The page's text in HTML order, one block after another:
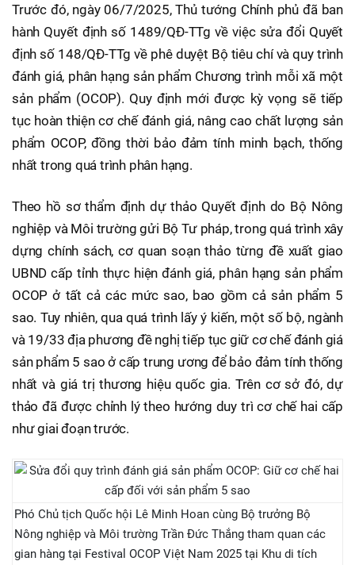
Trước đó, ngày 06/7/2025, Thủ tướng Chính phủ đã ban
hành Quyết định số 1489/QĐ-TTg về việc sửa đổi Quyết
định số 148/QĐ-TTg về phê duyệt Bộ tiêu chí và quy trình
đánh giá, phân hạng sản phẩm Chương trình mỗi xã một
sản phẩm (OCOP). Quy định mới được kỳ vọng sẽ tiếp
tục hoàn thiện cơ chế đánh giá, nâng cao chất lượng sản
phẩm OCOP, đồng thời bảo đảm tính minh bạch, thống
nhất trong quá trình phân hạng.
Theo hồ sơ thẩm định dự thảo Quyết định do Bộ Nông
nghiệp và Môi trường gửi Bộ Tư pháp, trong quá trình xây
dựng chính sách, cơ quan soạn thảo từng đề xuất giao
UBND cấp tỉnh thực hiện đánh giá, phân hạng sản phẩm
OCOP ở tất cả các mức sao, bao gồm cả sản phẩm 5
sao. Tuy nhiên, qua quá trình lấy ý kiến, một số bộ, ngành
và 19/33 địa phương đề nghị tiếp tục giữ cơ chế đánh giá
sản phẩm 5 sao ở cấp trung ương để bảo đảm tính thống
nhất và giá trị thương hiệu quốc gia. Trên cơ sở đó, dự
thảo đã được chỉnh lý theo hướng duy trì cơ chế hai cấp
như giai đoạn trước.
Phó Chủ tịch Quốc hội Lê Minh Hoan cùng Bộ trưởng Bộ
Nông nghiệp và Môi trường Trần Đức Thắng tham quan các
gian hàng tại Festival OCOP Việt Nam 2025 tại Khu di tích